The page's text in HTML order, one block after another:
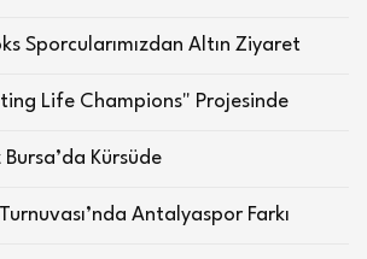
Sporcularımızdan Altın Ziyaret
Life Champions" Projesinde
Kürsüde
Antalyaspor Farkı